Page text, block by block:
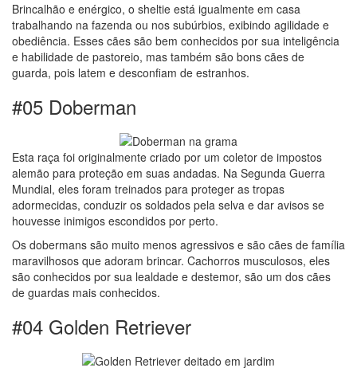
Brincalhão e enérgico, o sheltie está igualmente em casa
trabalhando na fazenda ou nos subúrbios, exibindo agilidade e
obediência. Esses cães são bem conhecidos por sua inteligência
e habilidade de pastoreio, mas também são bons cães de
guarda, pois latem e desconfiam de estranhos.
#05 Doberman
Esta raça foi originalmente criado por um coletor de impostos
alemão para proteção em suas andadas. Na Segunda Guerra
Mundial, eles foram treinados para proteger as tropas
adormecidas, conduzir os soldados pela selva e dar avisos se
houvesse inimigos escondidos por perto.
Os dobermans são muito menos agressivos e são cães de família
maravilhosos que adoram brincar. Cachorros musculosos, eles
são conhecidos por sua lealdade e destemor, são um dos cães
de guardas mais conhecidos.
#04 Golden Retriever